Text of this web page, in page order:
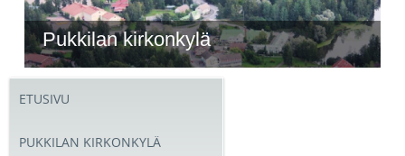
Pukkilan kirkonkylä
ETUSIVU
PUKKILAN KIRKONKYLÄ